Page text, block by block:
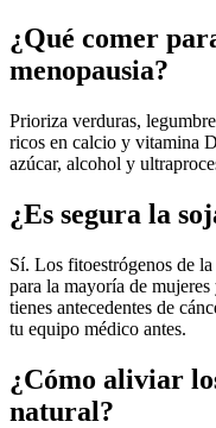
¿Qué comer
menopausia?
Prioriza verduras,
ricos en calcio y vitamina
azúcar, alcohol y
¿Es segura la
Sí. Los fitoestrógenos de
para la mayoría de
tienes antecedentes de
tu equipo médico antes.
¿Cómo aliviar
natural?